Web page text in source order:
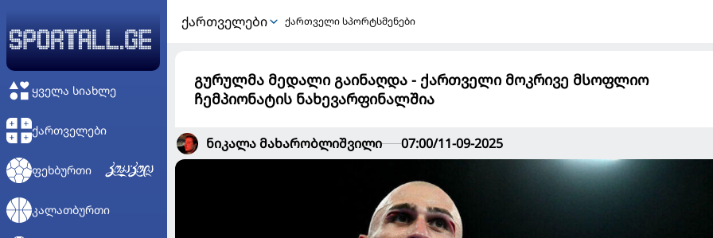
ᲧᲕᲔᲚᲐ ᲡᲘᲐᲮᲚᲔ
ᲥᲐᲠᲗᲕᲔᲚᲔᲑᲘ
ᲤᲔᲮᲑᲣᲠᲗᲘ
ᲙᲐᲚᲐᲗᲑᲣᲠᲗᲘ
ᲥᲐᲠᲗᲕᲔᲚᲔᲑᲘ ქართველი სპორტსმენები
გურულმა მედალი გაინაღდა - ქართველი მოკრივე მსოფლიო
ჩემპიონატის ნახევარფინალშია
ნიკალა მახარობლიშვილი 07:00/11-09-2025